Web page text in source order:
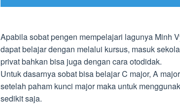
Apabila sobat pengen mempelajari lagunya Minh
dapat belajar dengan melalui kursus, masuk
privat bahkan bisa juga dengan cara otodidak.
Untuk dasarnya sobat bisa belajar C major, A
setelah paham kunci major maka untuk
sedikit saja.